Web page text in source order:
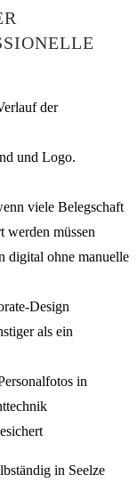
der
und Logo.
viele Belegschaft
werden müssen
digital ohne manuelle
Design
als ein
in